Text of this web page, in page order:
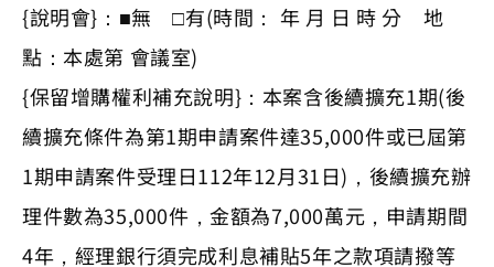
{說明會}：■無 □有(時間： 年 月 日 時 分 地
點：本處第 會議室)
{保留增購權利補充說明}：本案含後續擴充1期(後
續擴充條件為第1期申請案件達35,000件或已屆第
1期申請案件受理日112年12月31日)，後續擴充辦
理件數為35,000件，金額為7,000萬元，申請期間
4年，經理銀行須完成利息補貼5年之款項請撥等